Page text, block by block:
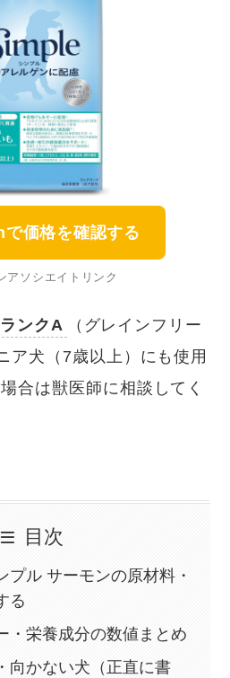
価格を確認する
アソシエイトリンク
ンクA
（グレインフリー
ア犬（7歳以上）にも使用
合は獣医師に相談してく
目次
プル サーモンの原材料・
る
・栄養成分の数値まとめ
向かない犬（正直に書